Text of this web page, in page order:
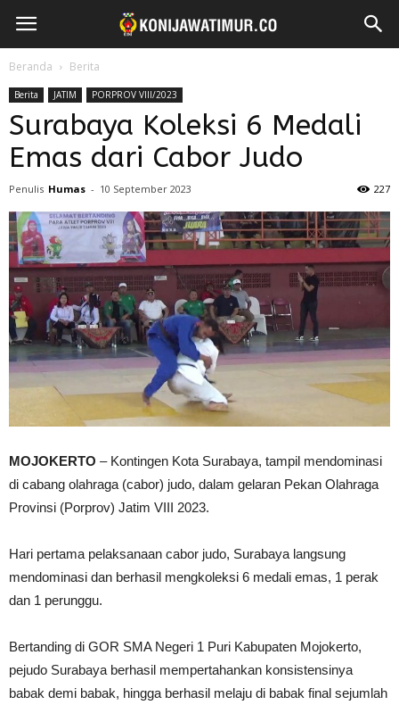
Beranda Berita
Berita JATIM PORPROV VIII/2023
Surabaya Koleksi 6 Medali
Emas dari Cabor Judo
Penulis Humas - 10 September 2023 227
MOJOKERTO – Kontingen Kota Surabaya, tampil mendominasi
di cabang olahraga (cabor) judo, dalam gelaran Pekan Olahraga
Provinsi (Porprov) Jatim VIII 2023.
Hari pertama pelaksanaan cabor judo, Surabaya langsung
mendominasi dan berhasil mengkoleksi 6 medali emas, 1 perak
dan 1 perunggu.
Bertanding di GOR SMA Negeri 1 Puri Kabupaten Mojokerto,
pejudo Surabaya berhasil mempertahankan konsistensinya
babak demi babak, hingga berhasil melaju di babak final sejumlah